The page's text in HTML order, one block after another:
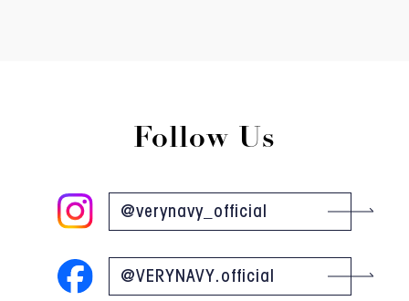
Follow Us
@verynavy_official
@VERYNAVY.official